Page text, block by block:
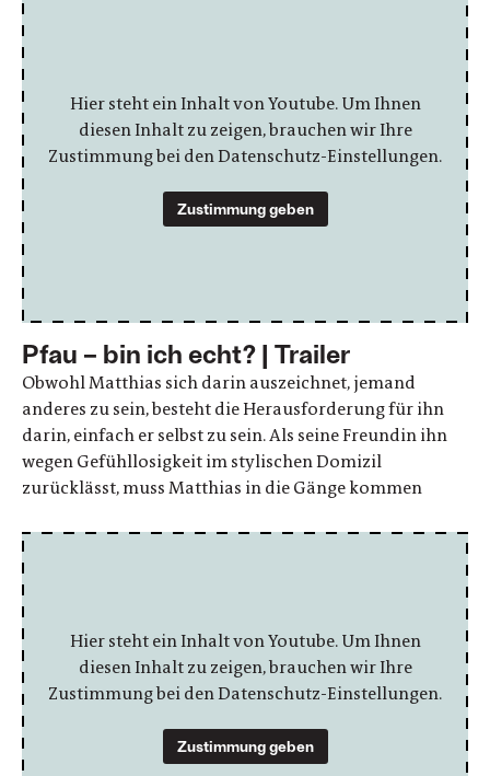
Hier steht ein Inhalt von Youtube. Um Ihnen
diesen Inhalt zu zeigen, brauchen wir Ihre
Zustimmung bei den Datenschutz-Einstellungen.
Zustimmung geben
Pfau – bin ich echt? | Trailer
Obwohl Matthias sich darin auszeichnet, jemand
anderes zu sein, besteht die Herausforderung für ihn
darin, einfach er selbst zu sein. Als seine Freundin ihn
wegen Gefühllosigkeit im stylischen Domizil
zurücklässt, muss Matthias in die Gänge kommen
Hier steht ein Inhalt von Youtube. Um Ihnen
diesen Inhalt zu zeigen, brauchen wir Ihre
Zustimmung bei den Datenschutz-Einstellungen.
Zustimmung geben